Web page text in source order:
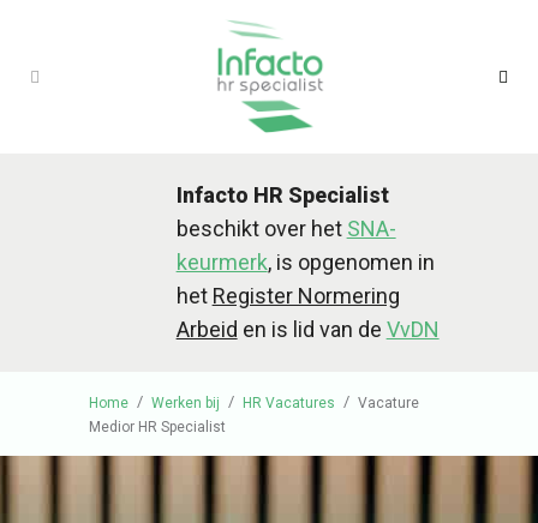
Infacto HR Specialist
beschikt over het SNA-
keurmerk, is opgenomen in
het Register Normering
Arbeid en is lid van de VvDN
Home / Werken bij / HR Vacatures / Vacature
Medior HR Specialist